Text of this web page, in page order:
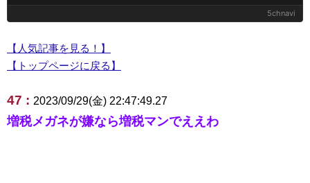
5chnavi
【人気記事を見る！】
【トップページに戻る】
47 : 2023/09/29(金) 22:47:49.27
増税メガネが嫌なら増税マンでええわ